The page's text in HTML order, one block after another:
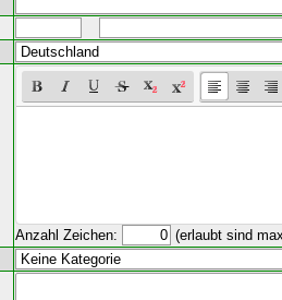
Anzahl Zeichen: (erlaubt sind